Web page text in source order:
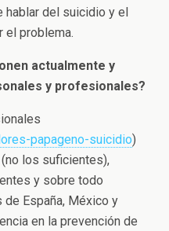
hablar del suicidio y el
el problema.
actualmente y
y profesionales?
papageno-suicidio)
los suficientes),
y sobre todo
España, México y
en la prevención de